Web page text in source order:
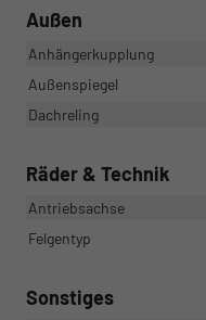
Außen
Anhängerkupplung
Außenspiegel
Dachreling
Räder & Technik
Antriebsachse
Felgentyp
Sonstiges